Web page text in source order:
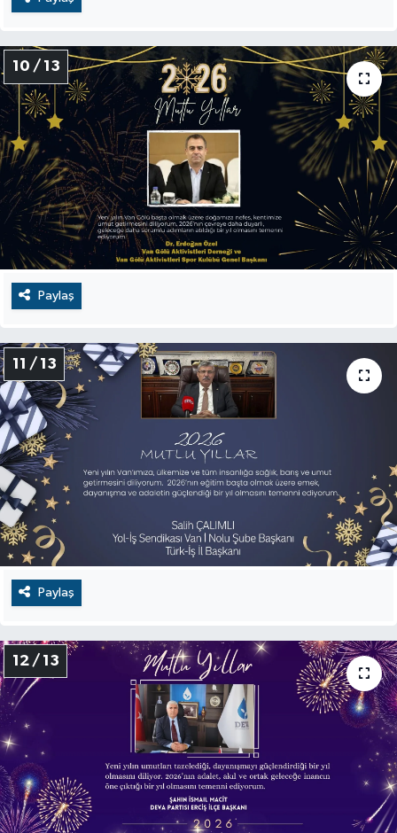
10 / 13
Paylaş
11 / 13
Paylaş
12 / 13